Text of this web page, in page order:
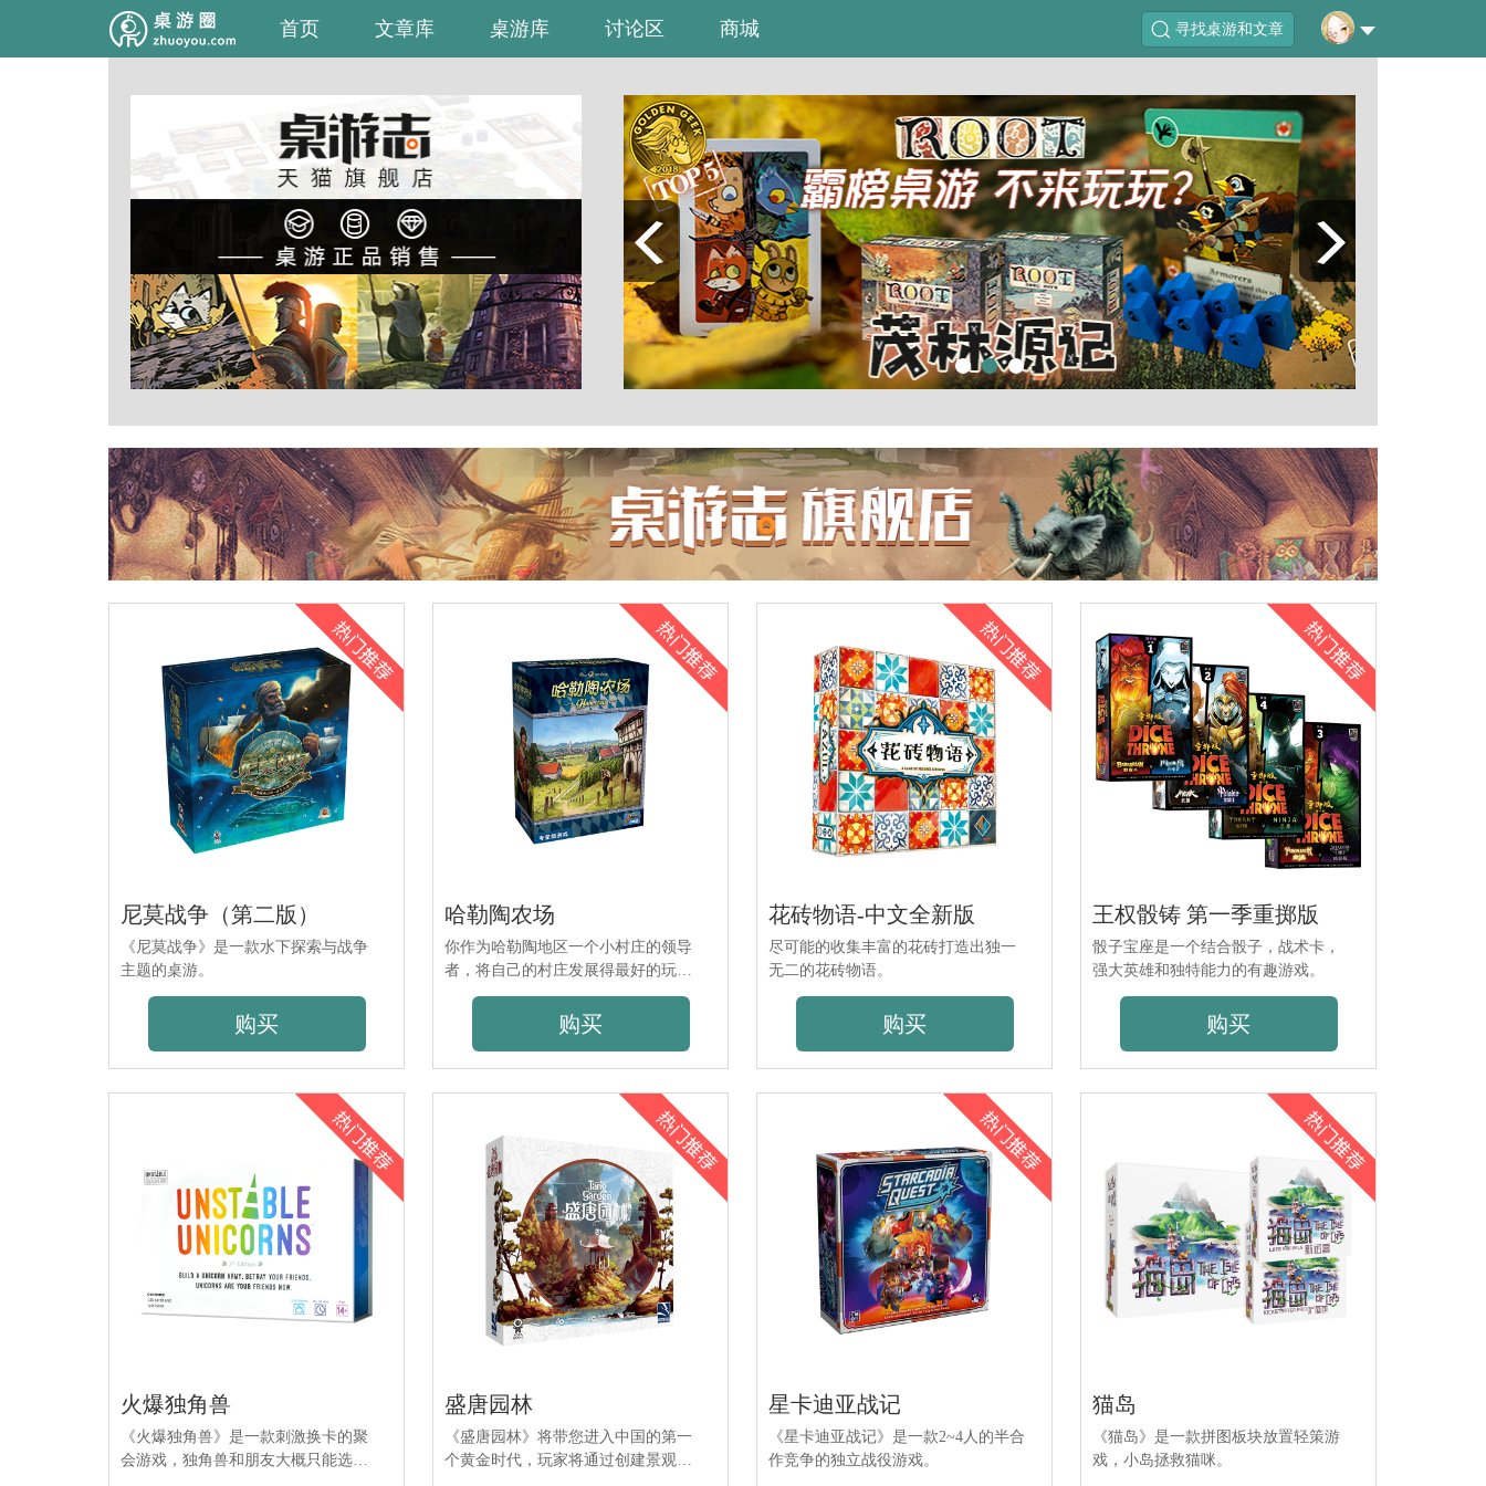
首页 文章库 桌游库 讨论区 商城 寻找桌游和文章
尼莫战争（第二版）
《尼莫战争》是一款水下探索与战争
主题的桌游。
购买
哈勒陶农场
你作为哈勒陶地区一个小村庄的领导
者，将自己的村庄发展得最好的玩家
获得胜利。
购买
花砖物语-中文全新版
尽可能的收集丰富的花砖打造出独一
无二的花砖物语。
购买
王权骰铸 第一季重掷版
骰子宝座是一个结合骰子，战术卡，
强大英雄和独特能力的有趣游戏。
购买
火爆独角兽
《火爆独角兽》是一款刺激换卡的聚
会游戏，独角兽和朋友大概只能选一
盛唐园林
《盛唐园林》将带您进入中国的第一
个黄金时代，玩家将通过创建景观，
星卡迪亚战记
《星卡迪亚战记》是一款2~4人的半合
作竞争的独立战役游戏。
猫岛
《猫岛》是一款拼图板块放置轻策游
戏，小岛拯救猫咪。